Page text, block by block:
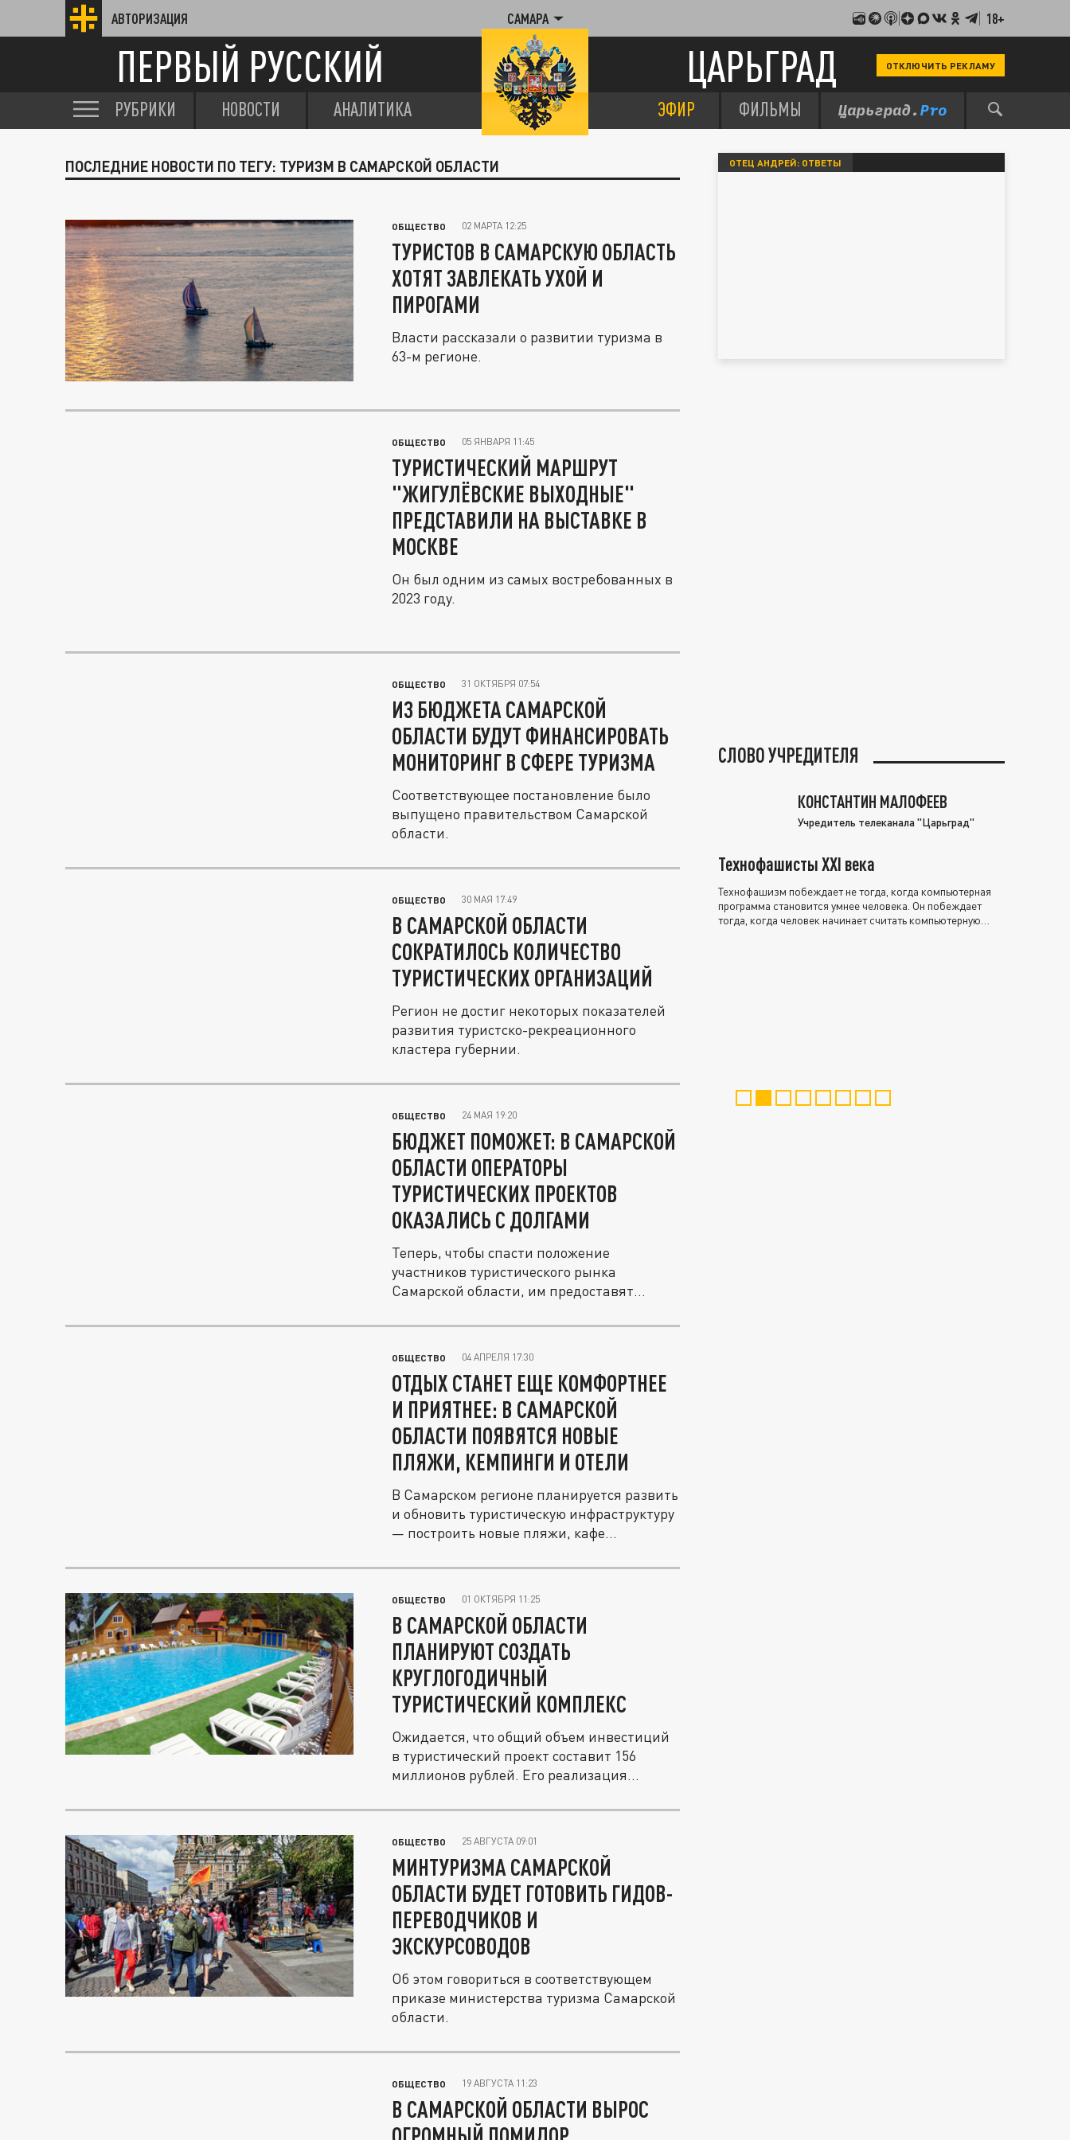
АВТОРИЗАЦИЯ САМАРА 18+
ПЕРВЫЙ РУССКИЙ ЦАРЬГРАД ОТКЛЮЧИТЬ РЕКЛАМУ
РУБРИКИ НОВОСТИ АНАЛИТИКА ЭФИР ФИЛЬМЫ
ПОСЛЕДНИЕ НОВОСТИ ПО ТЕГУ: ТУРИЗМ В САМАРСКОЙ ОБЛАСТИ
ОБЩЕСТВО 02 МАРТА 12:25
ТУРИСТОВ В САМАРСКУЮ ОБЛАСТЬ
ХОТЯТ ЗАВЛЕКАТЬ УХОЙ И
ПИРОГАМИ
Власти рассказали о развитии туризма в
63-м регионе.
ОБЩЕСТВО 05 ЯНВАРЯ 11:45
ТУРИСТИЧЕСКИЙ МАРШРУТ
"ЖИГУЛЁВСКИЕ ВЫХОДНЫЕ"
ПРЕДСТАВИЛИ НА ВЫСТАВКЕ В
МОСКВЕ
Он был одним из самых востребованных в
2023 году.
ОБЩЕСТВО 31 ОКТЯБРЯ 07:54
ИЗ БЮДЖЕТА САМАРСКОЙ
ОБЛАСТИ БУДУТ ФИНАНСИРОВАТЬ
МОНИТОРИНГ В СФЕРЕ ТУРИЗМА
Соответствующее постановление было
выпущено правительством Самарской
области.
ОБЩЕСТВО 30 МАЯ 17:49
В САМАРСКОЙ ОБЛАСТИ
СОКРАТИЛОСЬ КОЛИЧЕСТВО
ТУРИСТИЧЕСКИХ ОРГАНИЗАЦИЙ
Регион не достиг некоторых показателей
развития туристско-рекреационного
кластера губернии.
ОБЩЕСТВО 24 МАЯ 19:20
БЮДЖЕТ ПОМОЖЕТ: В САМАРСКОЙ
ОБЛАСТИ ОПЕРАТОРЫ
ТУРИСТИЧЕСКИХ ПРОЕКТОВ
ОКАЗАЛИСЬ С ДОЛГАМИ
Теперь, чтобы спасти положение
участников туристического рынка
Самарской области, им предоставят
ОБЩЕСТВО 04 АПРЕЛЯ 17:30
ОТДЫХ СТАНЕТ ЕЩЕ КОМФОРТНЕЕ
И ПРИЯТНЕЕ: В САМАРСКОЙ
ОБЛАСТИ ПОЯВЯТСЯ НОВЫЕ
ПЛЯЖИ, КЕМПИНГИ И ОТЕЛИ
В Самарском регионе планируется развить
и обновить туристическую инфраструктуру
— построить новые пляжи, кафе...
ОБЩЕСТВО 01 ОКТЯБРЯ 11:25
В САМАРСКОЙ ОБЛАСТИ
ПЛАНИРУЮТ СОЗДАТЬ
КРУГЛОГОДИЧНЫЙ
ТУРИСТИЧЕСКИЙ КОМПЛЕКС
Ожидается, что общий объем инвестиций
в туристический проект составит 156
миллионов рублей. Его реализация...
ОБЩЕСТВО 25 АВГУСТА 09:01
МИНТУРИЗМА САМАРСКОЙ
ОБЛАСТИ БУДЕТ ГОТОВИТЬ ГИДОВ-
ПЕРЕВОДЧИКОВ И
ЭКСКУРСОВОДОВ
Об этом говориться в соответствующем
приказе министерства туризма Самарской
области.
ОБЩЕСТВО 19 АВГУСТА 11:23
В САМАРСКОЙ ОБЛАСТИ ВЫРОС
ОТЕЦ АНДРЕЙ: ОТВЕТЫ
СЛОВО УЧРЕДИТЕЛЯ
КОНСТАНТИН МАЛОФЕЕВ
Учредитель телеканала "Царьград"
Технофашисты XXI века
Технофашизм побеждает не тогда, когда компьютерная
программа становится умнее человека. Он побеждает
тогда, когда человек начинает считать компьютерную